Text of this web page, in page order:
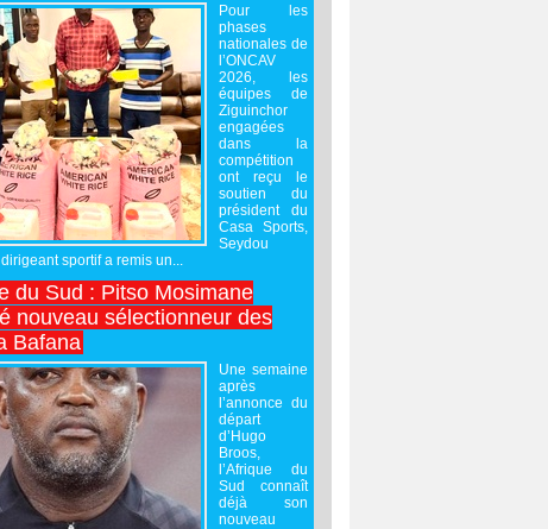
Pour les
phases
nationales de
l’ONCAV
2026, les
équipes de
Ziguinchor
engagées
dans la
compétition
ont reçu le
soutien du
président du
Casa Sports,
Seydou
sportif a remis un...
du Sud : Pitso Mosimane
nouveau sélectionneur des
Bafana
Une semaine
après
l’annonce du
départ
d’Hugo
Broos,
l’Afrique du
Sud connaît
déjà son
nouveau